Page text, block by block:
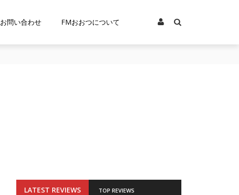
お問い合わせ FMおおつについて
LATEST REVIEWS TOP REVIEWS